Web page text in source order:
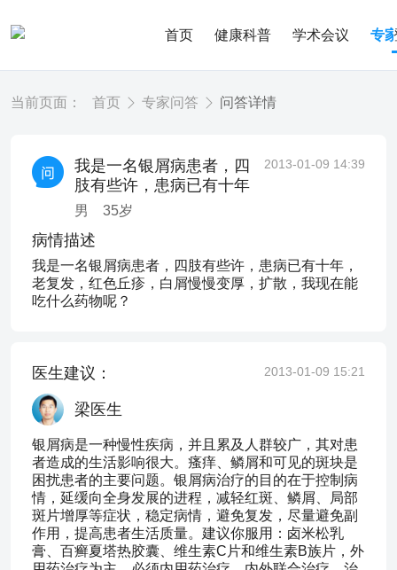
首页 健康科普 学术会议 专
当前页面： 首页 专家问答 问答详情
我是一名银屑病患者，四
肢有些许，患病已有十年
男 35岁
2013-01-09 14:39
病情描述
我是一名银屑病患者，四肢有些许，患病已有十年，
老复发，红色丘疹，白屑慢慢变厚，扩散，我现在能
吃什么药物呢？
医生建议： 2013-01-09 15:21
梁医生
银屑病是一种慢性疾病，并且累及人群较广，其对患
者造成的生活影响很大。瘙痒、鳞屑和可见的斑块是
困扰患者的主要问题。银屑病治疗的目的在于控制病
情，延缓向全身发展的进程，减轻红斑、鳞屑、局部
斑片增厚等症状，稳定病情，避免复发，尽量避免副
作用，提高患者生活质量。建议你服用：卤米松乳
膏、百癣夏塔热胶囊、维生素C片和维生素B族片，外